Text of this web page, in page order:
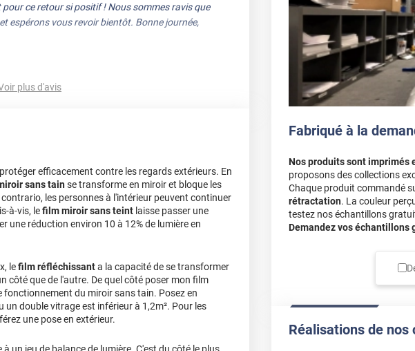
ce retour si positif ! Nous sommes ravis que
espérons vous revoir bientôt. Bonne journée,
elles disparaitre? merci
DPD, société de livraison, ne soit pas aussi
plus d'avis
efficacement contre les regards extérieurs. En
sans tainse transforme en miroir et bloque les
les personnes à l'intérieur peuvent continuer
à-vis, lefilm miroir sans teint laisse passer une
une réduction environ 10 à 12% de lumière en
lefilm réfléchissanta la capacité de se transformer
côté que de l'autre. De quel côté poser mon film
fonctionnement du miroir sans tain. Posez en
un double vitrage est inférieur à 1,2m². Pour les
une pose en extérieur.
Fabriqué à la
Nos produits sont imprimés
proposons des collections
Chaque produit commandé
rétractation. La couleur
testez nos échantillons
Demandez vos échantillons
Réalisations de nos